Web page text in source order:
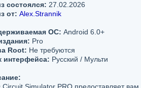
состоялся: 27.02.2026
от: Alex.Strannik
ОС: Android 6.0+
Pro
Root: Не требуются
интерфейса: Русский / Мульти